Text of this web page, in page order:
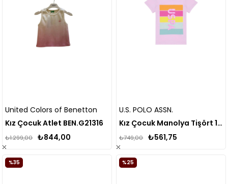
United Colors of Benetton
Kız Çocuk Atlet BEN.G21316
₺844,00
₺1.299,00
U.S. POLO ASSN.
Kız Çocuk Manolya Tişört 1573585
₺561,75
₺749,00
%35 %25